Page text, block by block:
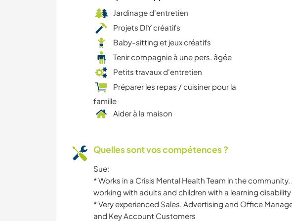
Jardinage d'entretien
Projets DIY créatifs
Baby-sitting et jeux créatifs
Tenir compagnie à une pers. âgée
Petits travaux d'entretien
Préparer les repas / cuisiner pour la
famille
Aider à la maison
Quelles sont vos compétences ?
Sue:
*️️️️️️️️️ Works in a Crisis Mental Health Team in the
working with adults and children with a learning
*️️️️️️️️️️️️️️️️️️ Very experienced Sales, Advertising and Office
and Key Account Customers